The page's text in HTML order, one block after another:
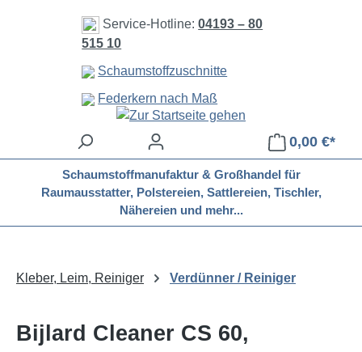
Zum Hauptinhalt springen
Service-Hotline:04193 – 80
515 10
Schaumstoffzuschnitte
Federkern nach Maß
0,00 €*
Schaumstoffmanufaktur & Großhandel für
Raumausstatter, Polstereien, Sattlereien, Tischler,
Nähereien und mehr...
Kleber, Leim, Reiniger Verdünner / Reiniger
Bijlard Cleaner CS 60,